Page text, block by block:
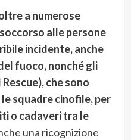
a numerose
alle persone
incidente, anche
fuoco, nonché gli
che sono
squadre cinofile, per
o cadaveri tra le
una ricognizione